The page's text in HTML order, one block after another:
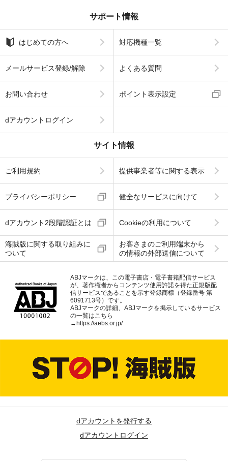
サポート情報
はじめての方へ 対応機種一覧
メールサービス登録/解除 よくある質問
お問い合わせ ポイント表示設定
dアカウントログイン
サイト情報
ご利用規約 提供事業者等に関する表示
プライバシーポリシー 健全なサービスに向けて
dアカウント2段階認証とは Cookieの利用について
海賊版に関する取り組みに
ついて
お客さまのご利用端末から
の情報の外部送信について
ABJマークは、この電子書店・電子書籍配信サービス
が、著作権者からコンテンツ使用許諾を得た正規版配
信サービスであることを示す登録商標（登録番号 第
6091713号）です。
ABJマークの詳細、ABJマークを掲示しているサービス
の一覧はこちら
→https://aebs.or.jp/
dアカウントを発行する
dアカウントログイン